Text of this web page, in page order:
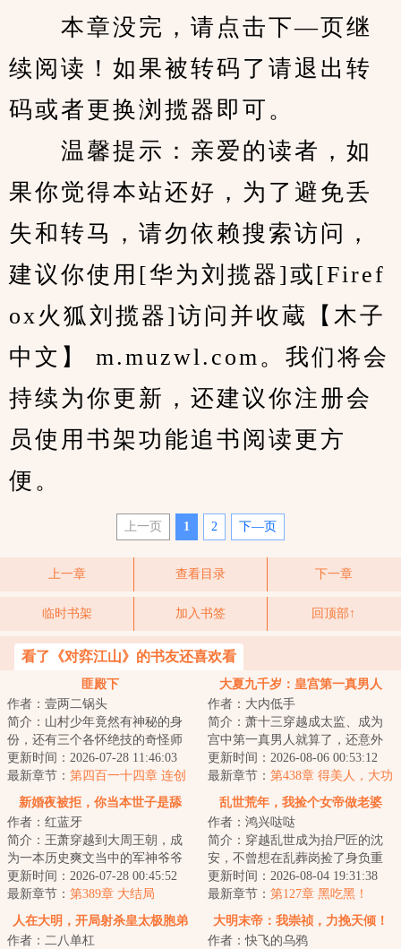
本章没完，请点击下—页继
续阅读！如果被转码了请退出转
码或者更换浏揽器即可。
温馨提示：亲爱的读者，如
果你觉得本站还好，为了避免丢
失和转马，请勿依赖搜索访问，
建议你使用[华为刘揽器]或[Firef
ox火狐刘揽器]访问并收蔵【木子
中文】 m.muzwl.com。我们将会
持续为你更新，还建议你注册会
员使用书架功能追书阅读更方
便。
上一页 1 2 下—页
上一章 查看目录 下一章
临时书架 加入书签 回顶部↑
看了《对弈江山》的书友还喜欢看
匪殿下
作者：壹两二锅头
简介：山村少年竟然有神秘的身
份，还有三个各怀绝技的奇怪师
父，这少年究竟是谁，他将肩负
什么样的使命，...
更新时间：2026-07-28 11:46:03
最新章节： 第四百一十四章 连创
新招
大夏九千岁：皇宫第一真男人
作者：大内低手
简介：萧十三穿越成太监、成为
宫中第一真男人就算了，还意外
获得泰迪的嗅觉和听觉，而且那
只泰迪还很……...
更新时间：2026-08-06 00:53:12
最新章节： 第438章 得美人，大功
告成！
新婚夜被拒，你当本世子是舔
作者：红蓝牙
简介：王萧穿越到大周王朝，成
为一本历史爽文当中的军神爷爷
的留京质子。&lt;br/&gt;留京二十
年，朝廷百...
更新时间：2026-07-28 00:45:52
最新章节： 第389章 大结局
乱世荒年，我捡个女帝做老婆
作者：鸿兴哒哒
简介：穿越乱世成为抬尸匠的沈
安，不曾想在乱葬岗捡了身负重
伤的女帝回家，他用现代知识，
一次次改变女帝...
更新时间：2026-08-04 19:31:38
最新章节： 第127章 黑吃黑！
人在大明，开局射杀皇太极胞弟
作者：二八单杠
大明末帝：我崇祯，力挽天倾！
作者：快飞的乌鸦